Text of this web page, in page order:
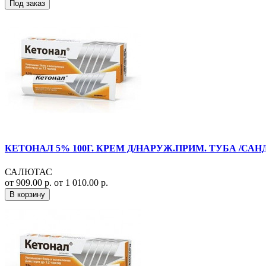
Под заказ
КЕТОНАЛ 5% 100Г. КРЕМ Д/НАРУЖ.ПРИМ. ТУБА /
САЛЮТАС
от 909.00 р. от 1 010.00 р.
В корзину